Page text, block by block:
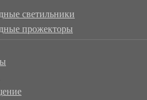
светильники
прожекторы